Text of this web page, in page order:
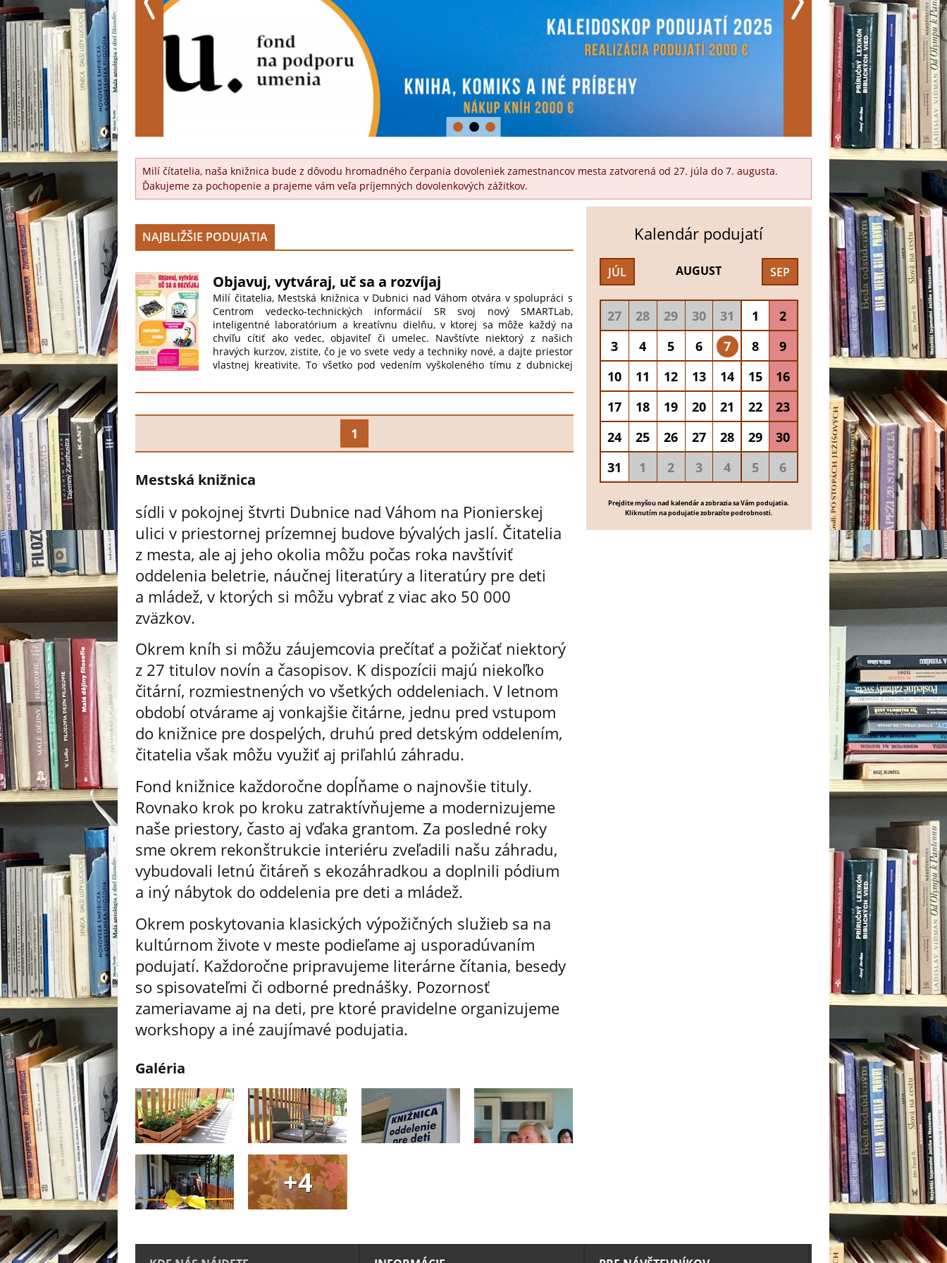
1 2 3
Milí čítatelia, naša knižnica bude z dôvodu hromadného čerpania dovoleniek zamestnancov mesta zatvorená od 27. júla do 7. augusta.
Ďakujeme za pochopenie a prajeme vám veľa príjemných dovolenkových zážitkov.
NAJBLIŽŠIE PODUJATIA
Objavuj, vytváraj, uč sa a rozvíjaj
Milí čitatelia, Mestská knižnica v Dubnici nad Váhom otvára v spolupráci s
Centrom vedecko-technických informácií SR svoj nový SMARTLab,
inteligentné laboratórium a kreatívnu dielňu, v ktorej sa môže každý na
chvíľu cítiť ako vedec, objaviteľ či umelec. Navštívte niektorý z našich
hravých kurzov, zistite, čo je vo svete vedy a techniky nové, a dajte priestor
vlastnej kreativite. To všetko pod vedením vyškoleného tímu z dubnickej
Micro:bitmi , Hravú robotiku s Ozobotmi, Programovateľné LEGO SPIKE.
Sublimačná tlačiareň a termolis na výrobu hrnčekov a tričiek, kreatívne sady
na pyrografiu. Počet miest na kurz je limitovaný a vstup je možný len s
rezerváciou. Prihlasovať sa budete môcť na kniznica@dubnica.eu. Tešíme
1
Mestská knižnica
sídli v pokojnej štvrti Dubnice nad Váhom na Pionierskej
ulici v priestornej prízemnej budove bývalých jaslí. Čitatelia
z mesta, ale aj jeho okolia môžu počas roka navštíviť
oddelenia beletrie, náučnej literatúry a literatúry pre deti
a mládež, v ktorých si môžu vybrať z viac ako 50 000
zväzkov.
Okrem kníh si môžu záujemcovia prečítať a požičať niektorý
z 27 titulov novín a časopisov. K dispozícii majú niekoľko
čitární, rozmiestnených vo všetkých oddeleniach. V letnom
období otvárame aj vonkajšie čitárne, jednu pred vstupom
do knižnice pre dospelých, druhú pred detským oddelením,
čitatelia však môžu využiť aj priľahlú záhradu.
Fond knižnice každoročne dopĺňame o najnovšie tituly.
Rovnako krok po kroku zatraktívňujeme a modernizujeme
naše priestory, často aj vďaka grantom. Za posledné roky
sme okrem rekonštrukcie interiéru zveľadili našu záhradu,
vybudovali letnú čitáreň s ekozáhradkou a doplnili pódium
a iný nábytok do oddelenia pre deti a mládež.
Okrem poskytovania klasických výpožičných služieb sa na
kultúrnom živote v meste podieľame aj usporadúvaním
podujatí. Každoročne pripravujeme literárne čítania, besedy
so spisovateľmi či odborné prednášky. Pozornosť
zameriavame aj na deti, pre ktoré pravidelne organizujeme
workshopy a iné zaujímavé podujatia.
Galéria
+4
Kalendár podujatí
AUGUST
JÚL SEP
27 28 29 30 31 1
2
3
4 5 6 7 8
9
10
11 12 13 14 15
16
17
18 19 20 21 22
23
24
25 26 27 28 29
30
31
1 2 3 4 5 6
Prejdite myšou nad kalendár a zobrazia sa Vám podujatia.
Kliknutím na podujatie zobrazíte podrobnosti.